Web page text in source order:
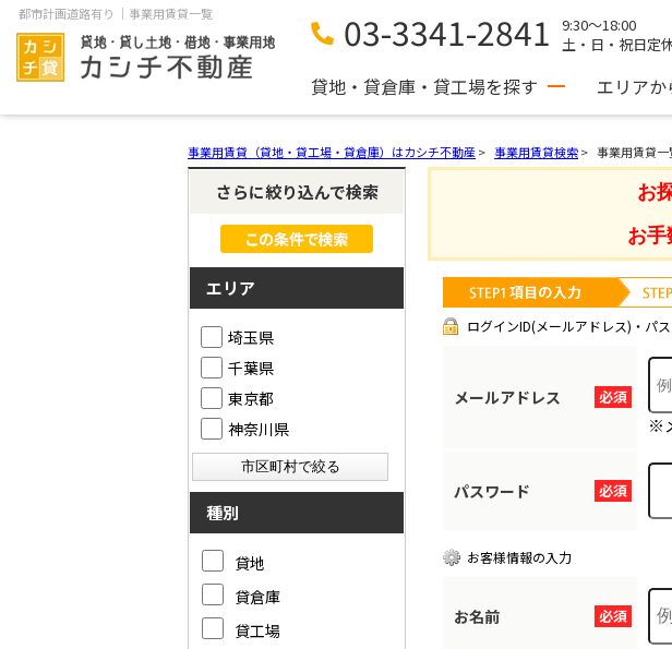
都市計画道路有り ｜事業用賃貸一覧 03-3341-2841
9:30～18:00
土・日・祝日定
貸地・貸倉庫・貸工場を探す エリアか
事業用賃貸（貸地・貸工場・貸倉庫）はカシチ不動産> 事業用賃貸検索> 事業用賃貸一
お
お手
ログインID(メールアドレス)・パ
必須
メールアドレス
※
必須
パスワード
お客様情報の入力
必須
お名前
さらに絞り込んで検索
エリア
埼玉県
千葉県
東京都
神奈川県
種別
貸地
貸倉庫
貸工場